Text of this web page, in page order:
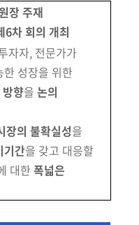
장 주재
6차 회의 개최
자자, 전문가가
성장을 위한
향을 논의
장의 불확실성을
기간을 갖고 대응할
대한 폭넓은